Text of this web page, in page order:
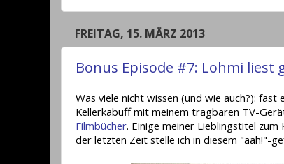
FREITAG, 15. MÄRZ 2013
Bonus Episode #7: Lohmi liest
Was viele nicht wissen (und wie auch?):
Kellerkabuff mit meinem tragbaren TV-
Filmbücher. Einige meiner Lieblingstitel
der letzten Zeit stelle ich in diesem "ääh!"-